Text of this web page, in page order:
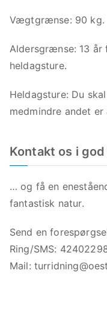
Vægtgrænse: 90 kg.
Aldersgrænse: 13
heldagsture.
Heldagsture: Du
medmindre andet er
Kontakt os i
… og få en
fantastisk natur.
Send en
Ring/SMS:
Mail: